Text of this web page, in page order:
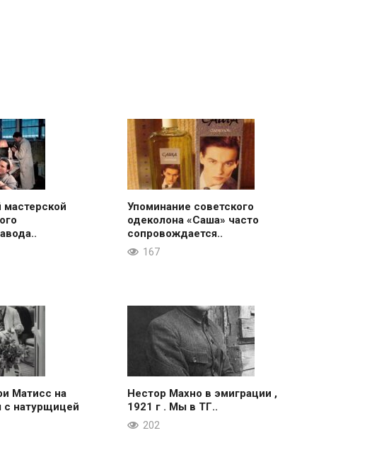
мастерской
Упоминание советского
одеколона «Саша» часто
сопровождается..
167
Матисс на
с натурщицей
Нестор Махно в эмиграции ,
1921 г . Мы в ТГ..
202